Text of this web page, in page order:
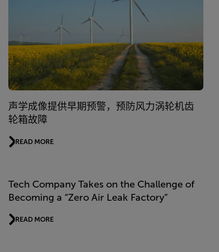
声学成像提供早期预警，预防风力涡轮机齿
轮箱故障
READ MORE
Tech Company Takes on the Challenge of
Becoming a “Zero Air Leak Factory”
READ MORE